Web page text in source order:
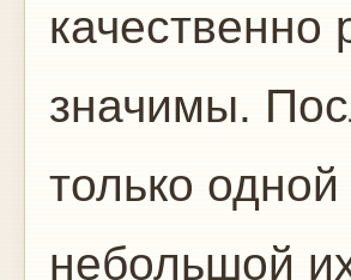
значимы.
только
небольшой